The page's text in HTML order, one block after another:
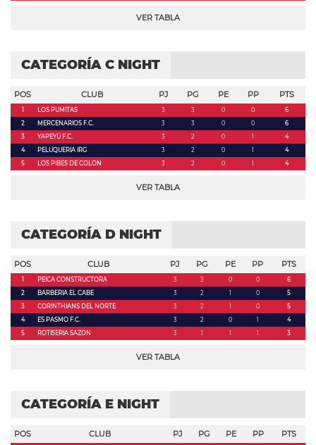
VER TABLA
CATEGORÍA C NIGHT
POS CLUB PJ PG PE PP PTS
1 LOS PUMITAS 3 3 0 0
6
2
MERCENARIOS F.C. 3 3 0 0
6
3
YAPEYÚ F.C. 3 2 0 1
4
4
PELUQUERIA IRG 3 2 0 1
4
5
LOS PIBES DE COLON 3 2 0 1 4
VER TABLA
CATEGORÍA D NIGHT
POS CLUB PJ PG PE PP PTS
1 PEICA CONSTRUCTORA 3 3 0 0
6
2
BARBERIA EL CABE 3 2 1 0
5
3
CORINTHIANS DEL NORTE 3 2 1 0
5
4
ES PASMO F.C. 3 2 0 1
4
5
ROTISERIA SAZON 3 1 1 1 3
VER TABLA
CATEGORÍA E NIGHT
POS CLUB PJ PG PE PP PTS